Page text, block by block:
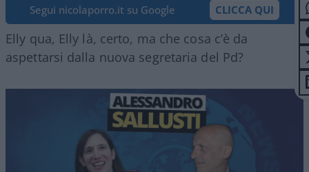
Segui nicolaporro.it su Google CLICCA QUI
Elly qua, Elly là, certo, ma che cosa c’è da
aspettarsi dalla nuova segretaria del Pd?